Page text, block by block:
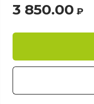
3 850.00 ₽